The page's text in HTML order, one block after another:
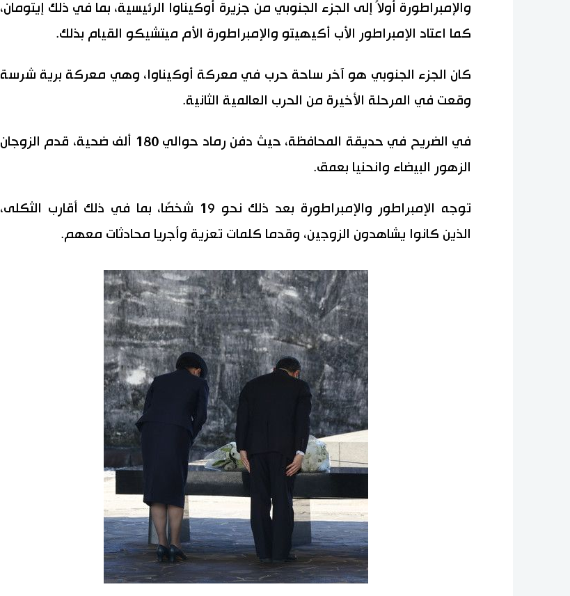
والإمبراطورة أولاً إلى الجزء الجنوبي من جزيرة أوكيناوا الرئيسية، بما في ذلك إيتومان،
كما اعتاد الإمبراطور الأب أكيهيتو والإمبراطورة الأم ميتشيكو القيام بذلك.
كان الجزء الجنوبي هو آخر ساحة حرب في معركة أوكيناوا، وهي معركة برية شرسة
وقعت في المرحلة الأخيرة من الحرب العالمية الثانية.
في الضريح في حديقة المحافظة، حيث دفن رماد حوالي 180 ألف ضحية، قدم الزوجان
الزهور البيضاء وانحنيا بعمق.
توجه الإمبراطور والإمبراطورة بعد ذلك نحو 19 شخصًا، بما في ذلك أقارب الثكلى،
الذين كانوا يشاهدون الزوجين، وقدما كلمات تعزية وأجريا محادثات معهم.